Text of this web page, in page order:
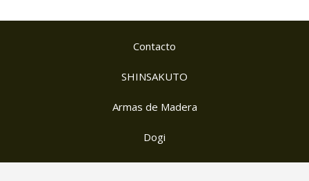
Contacto
SHINSAKUTO
Armas de Madera
Dogi